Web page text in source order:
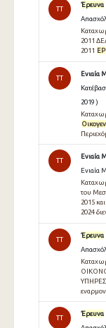
TT
Έρευνα
2011
2011
TT
Ενιαία
2019 )
TT
Ενιαία
Ενιαία
του
2015
2024
TT
Έρευνα
TT
Έρευνα